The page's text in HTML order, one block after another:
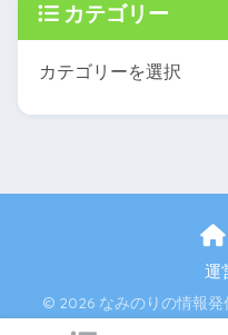
カテゴリー
運
© 2026 なみのりの情報